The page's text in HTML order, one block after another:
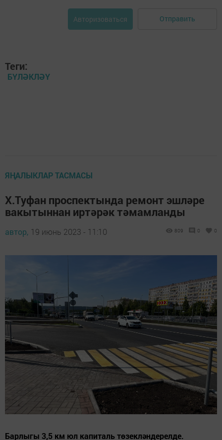
Авторизоваться Отправить
Теги:
БҮЛӘКЛӘҮ
ЯҢАЛЫКЛАР ТАСМАСЫ
Х.Туфан проспектында ремонт эшләре
вакытыннан иртәрәк тәмамланды
автор, 19 июнь 2023 - 11:10 809 0 0
Барлыгы 3,5 км юл капиталь төзекләндерелде.